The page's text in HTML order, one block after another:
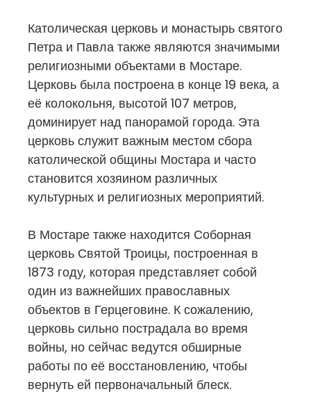
Католическая церковь и монастырь святого
Петра и Павла также являются значимыми
религиозными объектами в Мостаре.
Церковь была построена в конце 19 века, а
её колокольня, высотой 107 метров,
доминирует над панорамой города. Эта
церковь служит важным местом сбора
католической общины Мостара и часто
становится хозяином различных
культурных и религиозных мероприятий.
В Мостаре также находится Соборная
церковь Святой Троицы, построенная в
1873 году, которая представляет собой
один из важнейших православных
объектов в Герцеговине. К сожалению,
церковь сильно пострадала во время
войны, но сейчас ведутся обширные
работы по её восстановлению, чтобы
вернуть ей первоначальный блеск.